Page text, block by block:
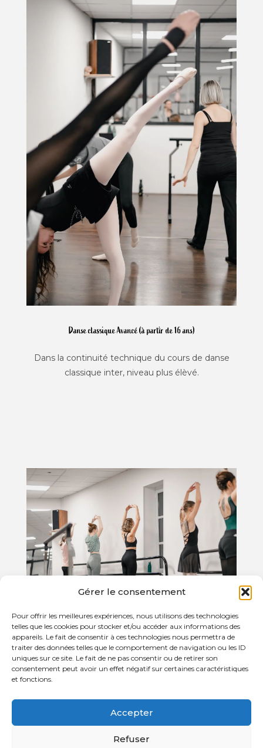
Gérer le consentement
Pour offrir les meilleures expériences, nous utilisons des technologies
telles que les cookies pour stocker et/ou accéder aux informations des
appareils. Le fait de consentir à ces technologies nous permettra de
traiter des données telles que le comportement de navigation ou les ID
uniques sur ce site. Le fait de ne pas consentir ou de retirer son
consentement peut avoir un effet négatif sur certaines caractéristiques
et fonctions.
Accepter
Refuser
Danse classique Avancé (à partir de 16 ans)
Dans la continuité technique du cours de danse
classique inter, niveau plus élèvé.
Danse classique adultes (à partir de 18 ans)
Cours de danse classique pour adultes composé
d'exercices à la barre, au milieu et au sol. Un atelier
s'étirer et de se détendre.